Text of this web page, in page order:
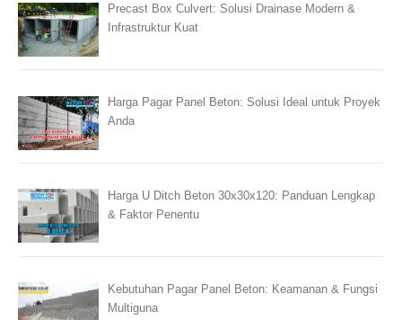
Precast Box Culvert: Solusi Drainase Modern &
Infrastruktur Kuat
Harga Pagar Panel Beton: Solusi Ideal untuk Proyek
Anda
Harga U Ditch Beton 30x30x120: Panduan Lengkap
& Faktor Penentu
Kebutuhan Pagar Panel Beton: Keamanan & Fungsi
Multiguna